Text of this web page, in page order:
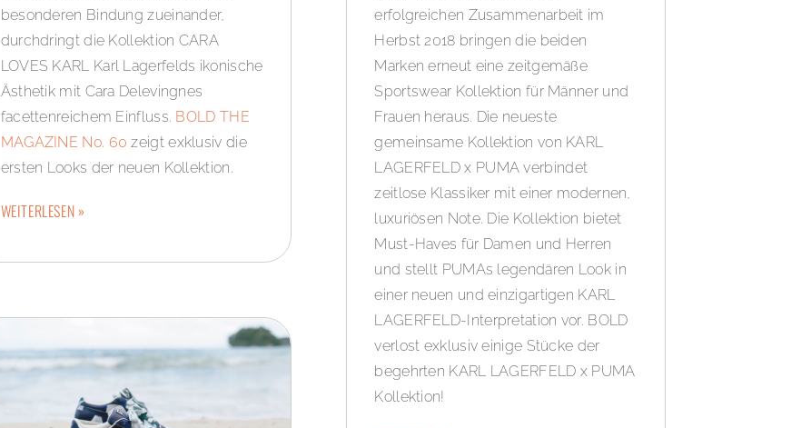
besonderen Bindung zueinander,
durchdringt die Kollektion CARA
LOVES KARL Karl Lagerfelds ikonische
Ästhetik mit Cara Delevingnes
facettenreichem Einfluss. BOLD THE
MAGAZINE No. 60 zeigt exklusiv die
ersten Looks der neuen Kollektion.
WEITERLESEN »
erfolgreichen Zusammenarbeit im
Herbst 2018 bringen die beiden
Marken erneut eine zeitgemäße
Sportswear Kollektion für Männer und
Frauen heraus. Die neueste
gemeinsame Kollektion von KARL
LAGERFELD x PUMA verbindet
zeitlose Klassiker mit einer modernen,
luxuriösen Note. Die Kollektion bietet
Must-Haves für Damen und Herren
und stellt PUMAs legendären Look in
einer neuen und einzigartigen KARL
LAGERFELD-Interpretation vor. BOLD
verlost exklusiv einige Stücke der
begehrten KARL LAGERFELD x PUMA
Kollektion!